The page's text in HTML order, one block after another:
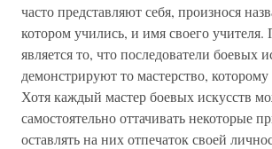
часто представляют себя, произнося
котором учились, и имя своего
является то, что последователи боевых
демонстрируют то мастерство,
Хотя каждый мастер боевых искусств
самостоятельно оттачивать некоторые
оставлять на них отпечаток своей